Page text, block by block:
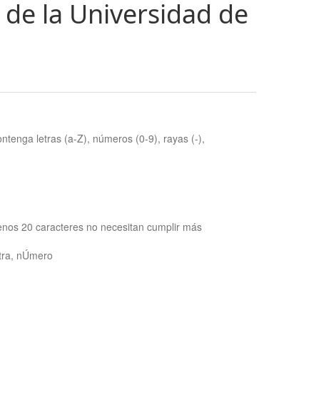
la Universidad de
letras (a-Z), números (0-9), rayas (-),
20 caracteres no necesitan cumplir más
nÚmero